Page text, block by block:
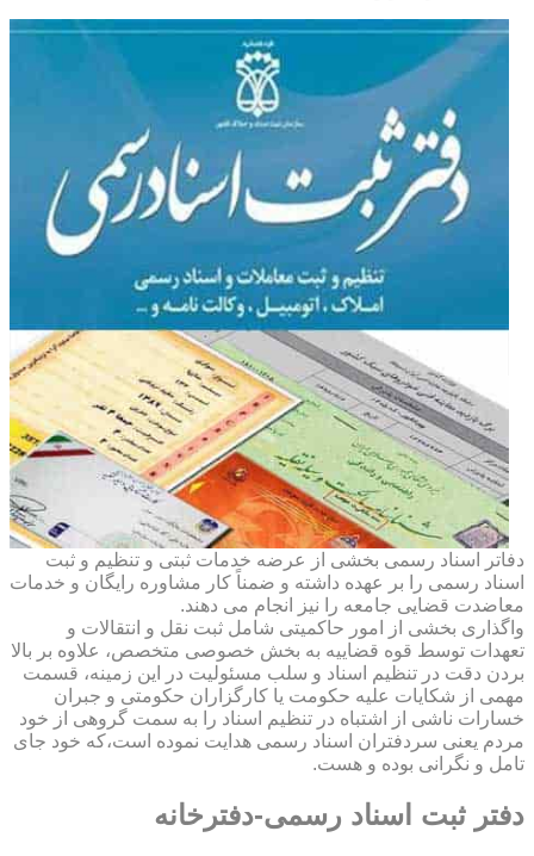
دفاتر اسناد رسمی بخشی از عرضه خدمات ثبتی و تنظیم و ثبت
اسناد رسمی را بر عهده داشته و ضمناً کار مشاوره رایگان و خدمات
معاضدت قضایی جامعه را نیز انجام می دهند.
واگذاری بخشی از امور حاکمیتی شامل ثبت نقل و انتقالات و
تعهدات توسط قوه قضاییه به بخش خصوصی متخصص، علاوه بر بالا
بردن دقت در تنظیم اسناد و سلب مسئولیت در این زمینه، قسمت
مهمی از شکایات علیه حکومت یا کارگزاران حکومتی و جبران
خسارات ناشی از اشتباه در تنظیم اسناد را به سمت گروهی از خود
مردم یعنی سردفتران اسناد رسمی هدایت نموده است،که خود جای
تامل و نگرانی بوده و هست.
دفتر ثبت اسناد رسمی-دفترخانه